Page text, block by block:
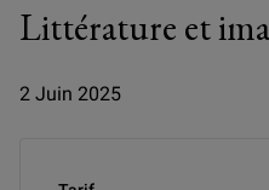
Littérature et
2 Juin 2025